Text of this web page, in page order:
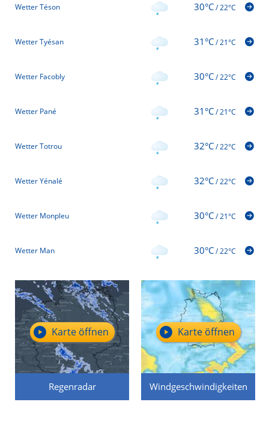
Wetter Téson 30°C/22°C
Wetter Tyésan 31°C/21°C
Wetter Facobly 30°C/22°C
Wetter Pané 31°C/21°C
Wetter Totrou 32°C/22°C
Wetter Yénalé 32°C/22°C
Wetter Monpleu 30°C/21°C
Wetter Man 30°C/22°C
Regenradar
Karte öffnen
Windgeschwindigkeiten
Karte öffnen